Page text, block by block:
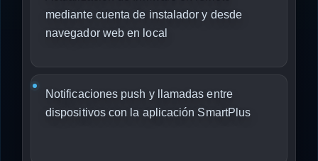
mediante cuenta de instalador y desde
navegador web en local
Notificaciones push y llamadas entre
dispositivos con la aplicación SmartPlus